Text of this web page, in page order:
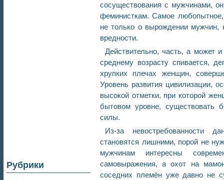
Рубрики
сосуществования с мужчинами,
феминисткам. Самое
не только о вырождении
вредности.
Действительно, часть, а может
среднему возрасту спивается,
хрупких плечах женщин,
Уровень развития цивилизации,
высокой отметки, при которой
бытовом уровне, существовать
силы.
Из-за невостребованности
становятся лишними, порой не
мужчинам интересны
самовыражения, а охот на
соседних племён уже давно не